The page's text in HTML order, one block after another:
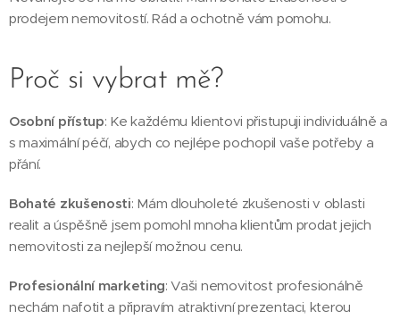
prodejem nemovitostí. Rád a ochotně vám pomohu.
Proč si vybrat mě?
Osobní přístup: Ke každému klientovi přistupuji individuálně a
s maximální péčí, abych co nejlépe pochopil vaše potřeby a
přání.
Bohaté zkušenosti: Mám dlouholeté zkušenosti v oblasti
realit a úspěšně jsem pomohl mnoha klientům prodat jejich
nemovitosti za nejlepší možnou cenu.
Profesionální marketing: Vaši nemovitost profesionálně
nechám nafotit a připravím atraktivní prezentaci, kterou